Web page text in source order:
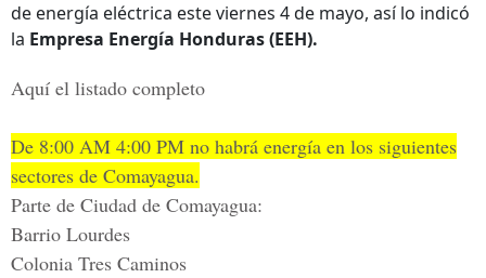
de energía eléctrica este viernes 4 de mayo, así lo indicó
la Empresa Energía Honduras (EEH).
Aquí el listado completo
De 8:00 AM 4:00 PM no habrá energía en los siguientes
sectores de Comayagua.
Parte de Ciudad de Comayagua:
Barrio Lourdes
Colonia Tres Caminos